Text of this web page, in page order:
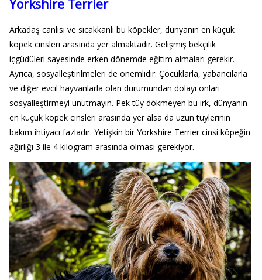
Yorkshire Terrier
Arkadaş canlısı ve sıcakkanlı bu köpekler, dünyanın en küçük
köpek cinsleri arasında yer almaktadır. Gelişmiş bekçilik
içgüdüleri sayesinde erken dönemde eğitim almaları gerekir.
Ayrıca, sosyalleştirilmeleri de önemlidir. Çocuklarla, yabancılarla
ve diğer evcil hayvanlarla olan durumundan dolayı onları
sosyalleştirmeyi unutmayın. Pek tüy dökmeyen bu ırk, dünyanın
en küçük köpek cinsleri arasında yer alsa da uzun tüylerinin
bakım ihtiyacı fazladır. Yetişkin bir Yorkshire Terrier cinsi köpeğin
ağırlığı 3 ile 4 kilogram arasında olması gerekiyor.